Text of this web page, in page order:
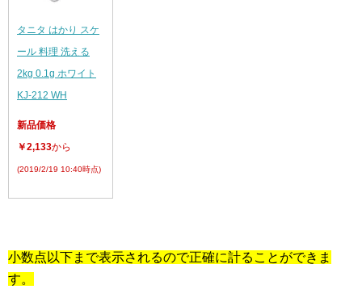
タニタ はかり スケ
ール 料理 洗える
2kg 0.1g ホワイト
KJ-212 WH
新品価格
￥2,133から
(2019/2/19 10:40時点)
小数点以下まで表示されるので正確に計ることができま
す。